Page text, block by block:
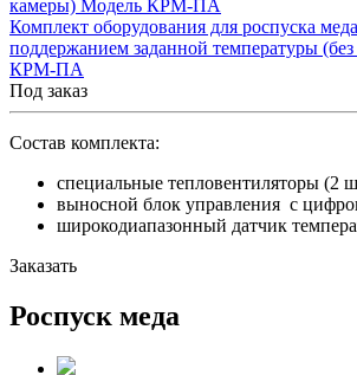
Комплект оборудования для роспуска
поддержанием заданной температуры
КРМ-ПА
Под заказ
Состав комплекта:
специальные тепловентиляторы (2
выносной блок управления с
широкодиапазонный датчик
Заказать
Роспуск меда